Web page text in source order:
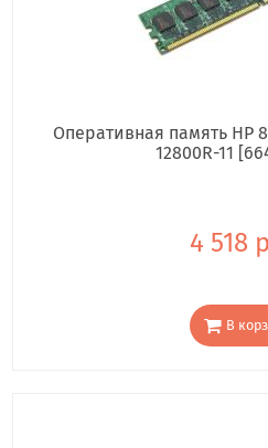
Оперативная память HP
12800R-11
4 518
В